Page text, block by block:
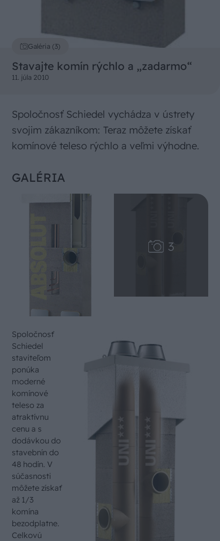
Galéria (3)
Stavajte komín rýchlo a „zadarmo“
11. júla 2010
Spoločnosť Schiedel vychádza v ústrety
svojim zákazníkom: Teraz môžete získať
komínové teleso rýchlo a veľmi výhodne.
GALÉRIA
Spoločnosť
Schiedel
staviteľom
ponúka
moderné
komínové
teleso za
atraktívnu
cenu a s
dodávkou do
stavebnín do
48 hodín. V
súčasnosti
môžete získať
až 1/3
komína
bezodplatne.
Celkovú